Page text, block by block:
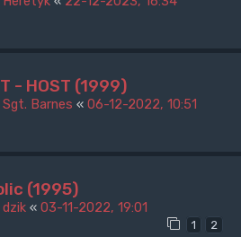
- HOST (1999)
Sgt. Barnes « 06-12-2022, 10:51
(1995)
dzik « 03-11-2022, 19:01
1 2